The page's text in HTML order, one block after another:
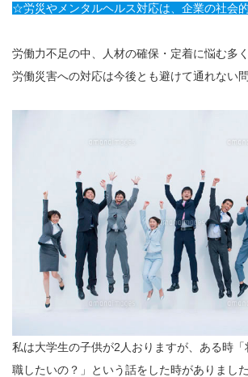
☆労災やメンタルヘルス対応は、企業の社会
労働力不足の中、人材の確保・定着に悩む多
労働災害への対応は今後とも避けて通れない
私は大学生の子供が2人おりますが、ある時
職したいの？」という話をした時がありまし